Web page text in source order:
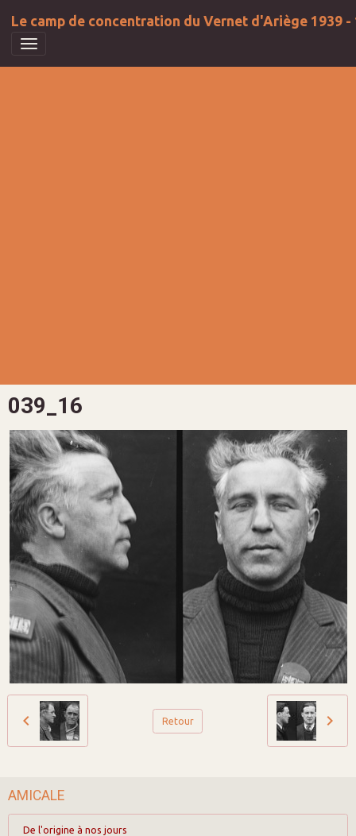
Le camp de concentration du Vernet d'Ariège 1939 -
039_16
Retour
AMICALE
De l'origine à nos jours